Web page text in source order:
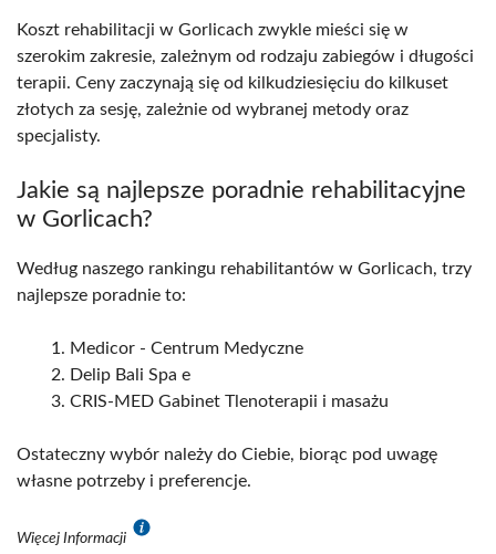
Koszt rehabilitacji w Gorlicach zwykle mieści się w
szerokim zakresie, zależnym od rodzaju zabiegów i długości
terapii. Ceny zaczynają się od kilkudziesięciu do kilkuset
złotych za sesję, zależnie od wybranej metody oraz
specjalisty.
Jakie są najlepsze poradnie rehabilitacyjne
w Gorlicach?
Według naszego rankingu rehabilitantów w Gorlicach, trzy
najlepsze poradnie to:
Medicor - Centrum Medyczne
Delip Bali Spa e
CRIS-MED Gabinet Tlenoterapii i masażu
Ostateczny wybór należy do Ciebie, biorąc pod uwagę
własne potrzeby i preferencje.
Więcej Informacji